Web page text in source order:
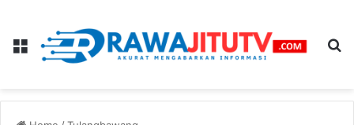
Menu